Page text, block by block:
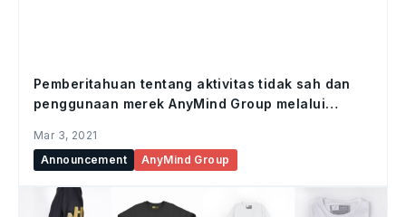
Pemberitahuan tentang aktivitas tidak sah dan
penggunaan merek AnyMind Group melalui
Mar 3, 2021
Announcement
AnyMind Group